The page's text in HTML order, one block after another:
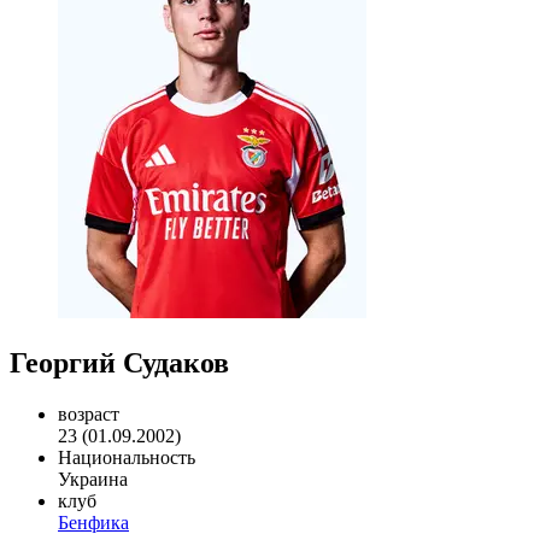
Георгий Судаков
возраст
23 (01.09.2002)
Национальность
Украина
клуб
Бенфика